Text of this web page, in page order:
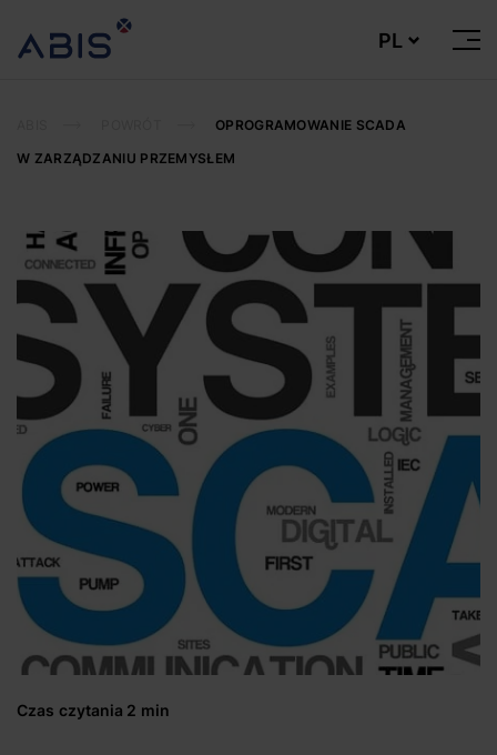
PL
OPROGRAMOWANIE SCADA
W ZARZĄDZANIU PRZEMYSŁEM
Czas czytania 2 min